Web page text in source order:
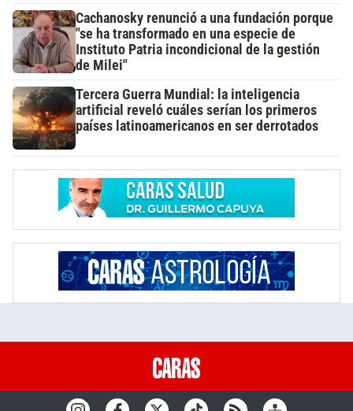
Cachanosky renunció a una fundación porque
"se ha transformado en una especie de
Instituto Patria incondicional de la gestión
de Milei"
Tercera Guerra Mundial: la inteligencia
artificial reveló cuáles serían los primeros
países latinoamericanos en ser derrotados